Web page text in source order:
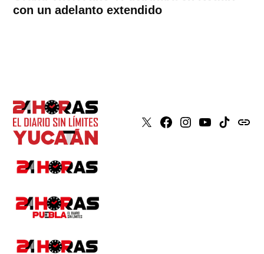
con un adelanto extendido
X Faceboook
Instagram
YoutubeTiktokissuu